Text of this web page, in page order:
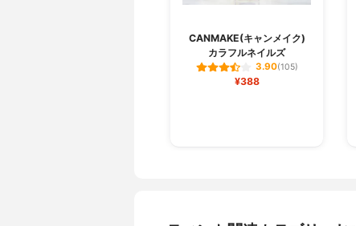
CANMAKE(キャンメイク)
カラフルネイルズ
3.90(105)
¥388